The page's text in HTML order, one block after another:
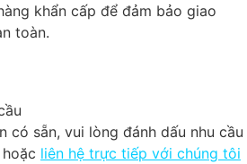
khẩn cấp để đảm bảo giao
toàn.
có sẵn, vui lòng đánh dấu nhu cầu
liên hệ trực tiếp với chúng tôi